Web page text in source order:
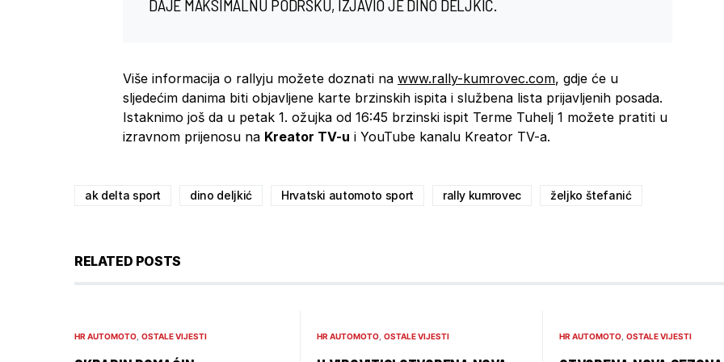
DAJE MAKSIMALNU PODRŠKU, IZJAVIO JE DINO DELJKIĆ.
Više informacija o rallyju možete doznati na www.rally-kumrovec.com, gdje će u
sljedećim danima biti objavljene karte brzinskih ispita i službena lista prijavljenih posada.
Istaknimo još da u petak 1. ožujka od 16:45 brzinski ispit Terme Tuhelj 1 možete pratiti u
izravnom prijenosu na Kreator TV-u i YouTube kanalu Kreator TV-a.
ak delta sport dino deljkić Hrvatski automoto sport rally kumrovec željko štefanić
RELATED POSTS
HR AUTOMOTO OSTALE VIJESTI HR AUTOMOTO OSTALE VIJESTI HR AUTOMOTO OSTALE VIJESTI